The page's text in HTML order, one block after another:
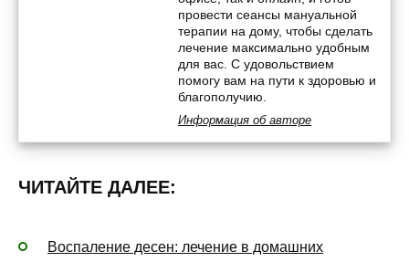
провести сеансы мануальной
терапии на дому, чтобы сделать
лечение максимально удобным
для вас. С удовольствием
помогу вам на пути к здоровью и
благополучию.
Информация об авторе
ЧИТАЙТЕ ДАЛЕЕ:
Воспаление десен: лечение в домашних